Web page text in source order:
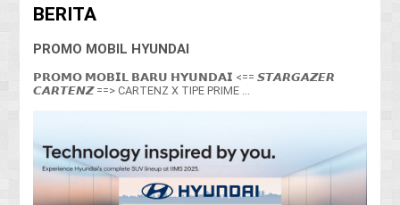
BERITA
PROMO MOBIL HYUNDAI
𝗣𝗥𝗢𝗠𝗢 𝗠𝗢𝗕𝗜𝗟 𝗕𝗔𝗥𝗨 𝗛𝗬𝗨𝗡𝗗𝗔𝗜 <== 𝙎𝙏𝘼𝙍𝙂𝘼𝙕𝙀𝙍
𝘾𝘼𝙍𝙏𝙀𝙉𝙕 ==> CARTENZ X TIPE PRIME ...